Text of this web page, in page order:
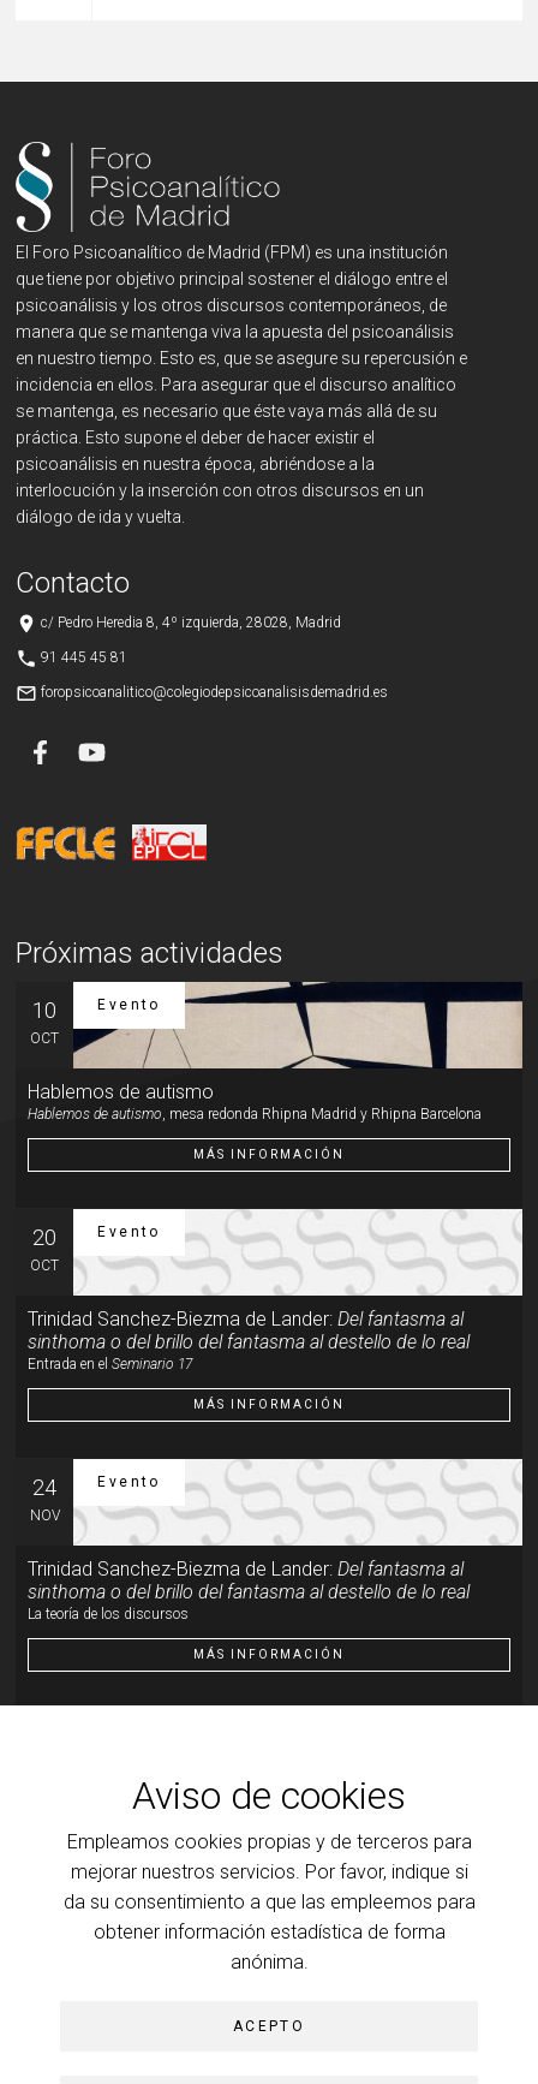
Aviso de cookies
Empleamos cookies propias y de terceros para
mejorar nuestros servicios. Por favor, indique si
da su consentimiento a que las empleemos para
obtener información estadística de forma
anónima.
ACEPTO
El Foro Psicoanalítico de Madrid (FPM) es una institución
que tiene por objetivo principal sostener el diálogo entre el
psicoanálisis y los otros discursos contemporáneos, de
manera que se mantenga viva la apuesta del psicoanálisis
en nuestro tiempo. Esto es, que se asegure su repercusión e
incidencia en ellos. Para asegurar que el discurso analítico
se mantenga, es necesario que éste vaya más allá de su
práctica. Esto supone el deber de hacer existir el
psicoanálisis en nuestra época, abriéndose a la
interlocución y la inserción con otros discursos en un
diálogo de ida y vuelta.
Contacto
place c/ Pedro Heredia 8, 4º izquierda, 28028, Madrid
phone 91 445 45 81
mail_outline foropsicoanalitico@colegiodepsicoanalisisdemadrid.es
Próximas actividades
10
OCT
Evento
Hablemos de autismo
Hablemos de autismo, mesa redonda Rhipna Madrid y Rhipna Barcelona
MÁS INFORMACIÓN
20
OCT
Evento
Trinidad Sanchez-Biezma de Lander:Del fantasma al
sinthoma o del brillo del fantasma al destello de lo real
Entrada en elSeminario 17
MÁS INFORMACIÓN
24
NOV
Evento
Trinidad Sanchez-Biezma de Lander:Del fantasma al
sinthoma o del brillo del fantasma al destello de lo real
La teoría de los discursos
MÁS INFORMACIÓN
sinthoma o del brillo del fantasma al destello de lo real
Del brillo del fantasma al destello de lo real
MÁS INFORMACIÓN